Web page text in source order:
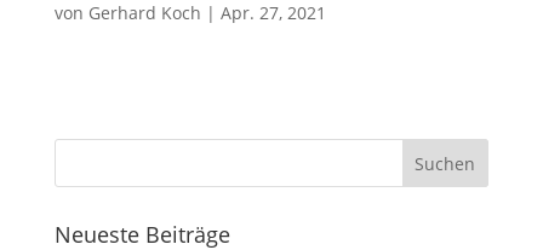
von Gerhard Koch | Apr. 27, 2021
Neueste Beiträge